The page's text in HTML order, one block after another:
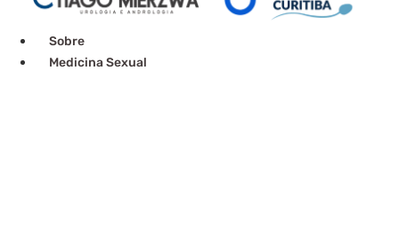
Sobre
Medicina Sexual